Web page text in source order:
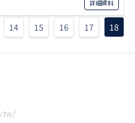
詳細資料
14 15 16 17 18